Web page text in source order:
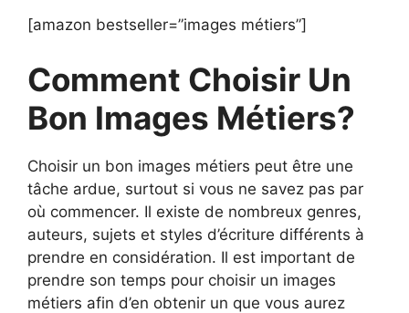
[amazon bestseller=”images métiers”]
Comment Choisir Un
Bon Images Métiers?
Choisir un bon images métiers peut être une
tâche ardue, surtout si vous ne savez pas par
où commencer. Il existe de nombreux genres,
auteurs, sujets et styles d’écriture différents à
prendre en considération. Il est important de
prendre son temps pour choisir un images
métiers afin d’en obtenir un que vous aurez